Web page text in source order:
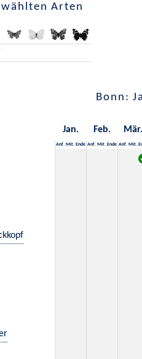
Arten
Bonn:
Jan. Feb. Mär.
Anf. Mit. Ende Anf. Mit. Ende Anf. Mit.